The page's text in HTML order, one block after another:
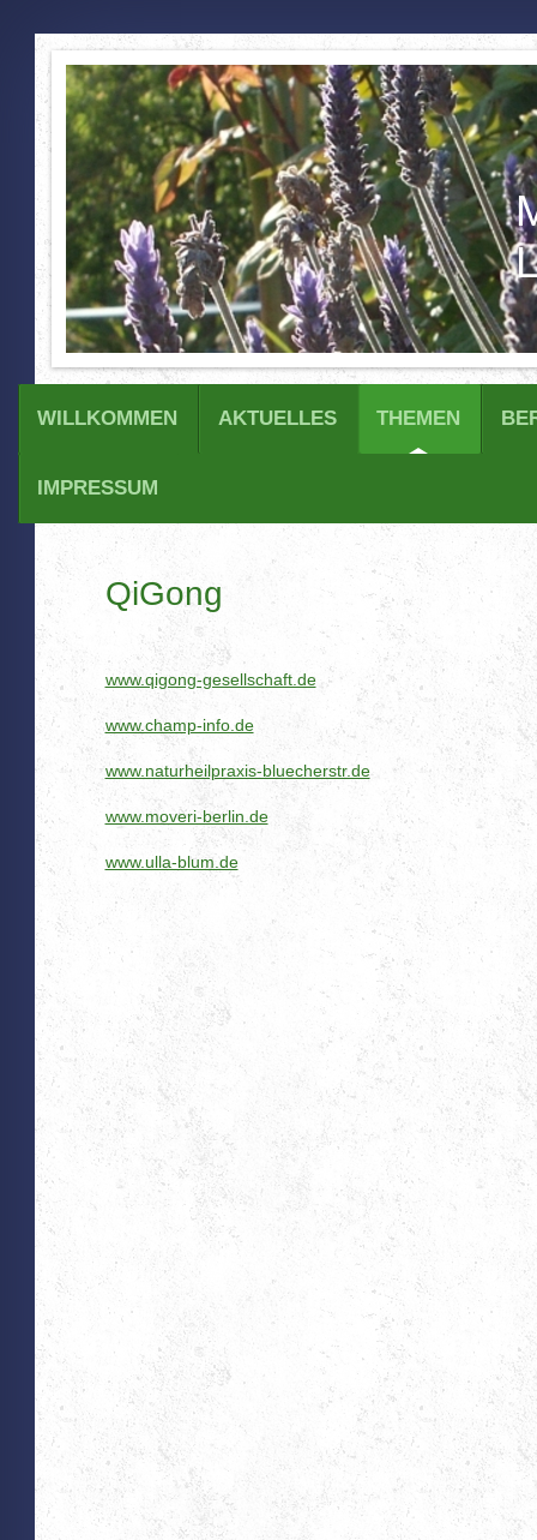
WILLKOMMEN AKTUELLES THEMEN
IMPRESSUM
QiGong
www.qigong-gesellschaft.de
www.champ-info.de
www.naturheilpraxis-bluecherstr.de
www.moveri-berlin.de
www.ulla-blum.de